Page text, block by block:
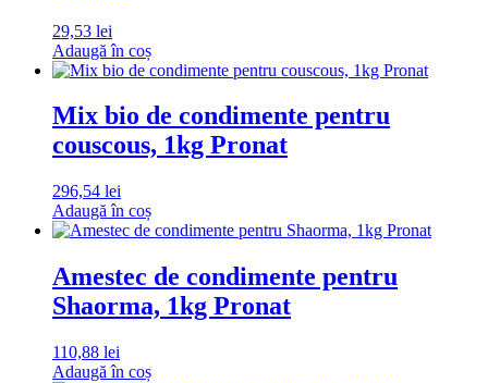
29,53 lei
Adaugă în coș
Mix bio de condimente pentru
couscous, 1kg Pronat
296,54 lei
Adaugă în coș
Amestec de condimente pentru
Shaorma, 1kg Pronat
110,88 lei
Adaugă în coș